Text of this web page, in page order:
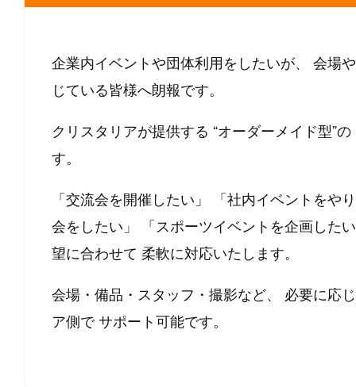
企業内イベントや団体利用をしたいが、
会場
じている皆様へ朗報です。
クリスタリアが提供する “オーダーメイド型”の
す。
「交流会を開催したい」
「社内イベントをや
会をしたい」
「スポーツイベントを企画した
望に合わせて 柔軟に対応いたします。
会場・備品・スタッフ・撮影など、
必要に応
ア側でサポート可能です。